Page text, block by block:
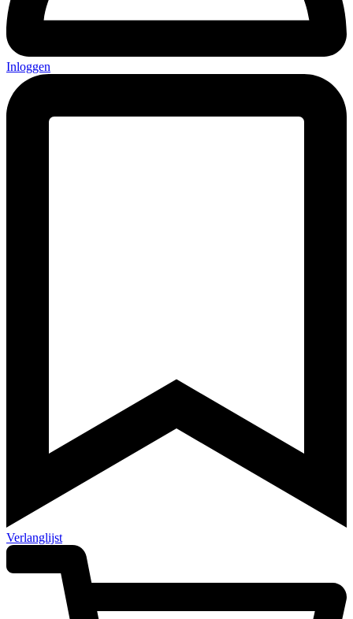
Inloggen
Verlanglijst